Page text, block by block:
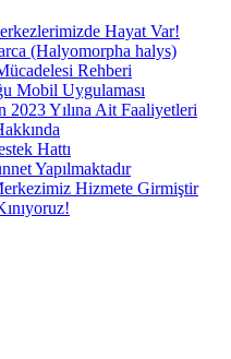
Hayat Var!
(Halyomorpha halys)
Rehberi
Mobil Uygulaması
2023 Yılına Ait Faaliyetleri
Hattı
Yapılmaktadır
Hizmete Girmiştir